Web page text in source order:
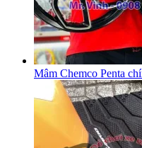
Mâm Chemco Penta